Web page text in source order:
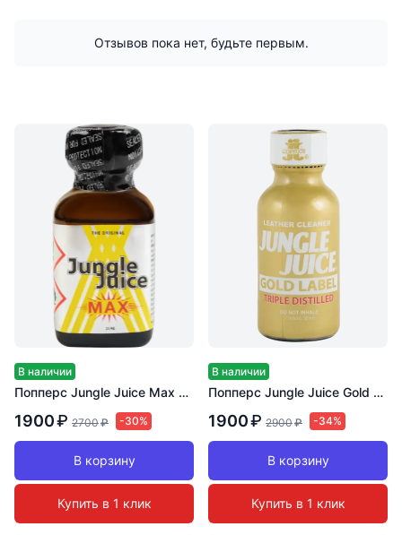
Отзывов пока нет, будьте первым.
В наличии
Попперс Jungle Juice Max 24 мл
1900₽ 2700₽ -30%
В корзину
Купить в 1 клик
В наличии
Попперс Jungle Juice Gold 30 мл
1900₽ 2900₽ -34%
В корзину
Купить в 1 клик